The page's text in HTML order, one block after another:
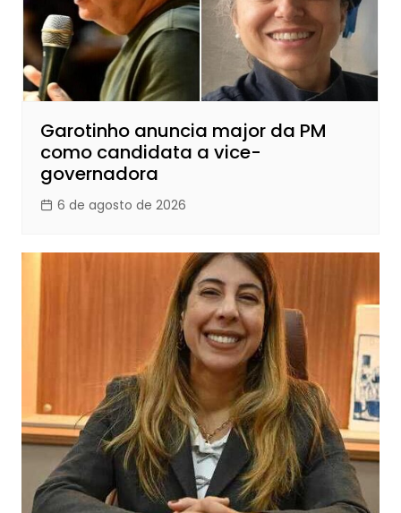
Garotinho anuncia major da PM
como candidata a vice-
governadora
6 de agosto de 2026